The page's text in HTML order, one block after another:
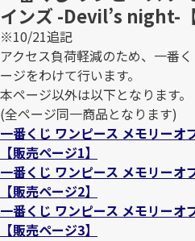
インズ -Devil’s night-
※10/21追記
アクセス負荷軽減のため、一番
ージをわけて行います。
本ページ以外は以下となります。
(全ページ同一商品となります)
一番くじ ワンピース メモリー
【販売ページ1】
一番くじ ワンピース メモリー
【販売ページ2】
一番くじ ワンピース メモリー
【販売ページ3】